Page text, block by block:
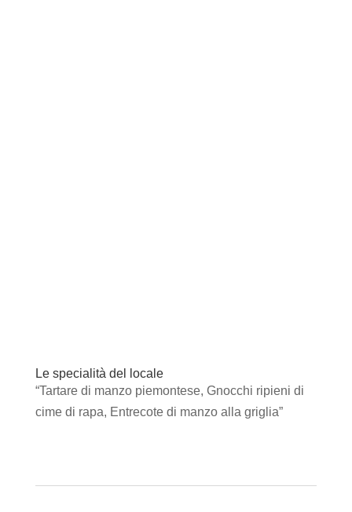
Le specialità del locale
“Tartare di manzo piemontese, Gnocchi ripieni di
cime di rapa, Entrecote di manzo alla griglia”